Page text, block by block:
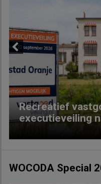
Recreatief
executieveiling
WOCODA Special